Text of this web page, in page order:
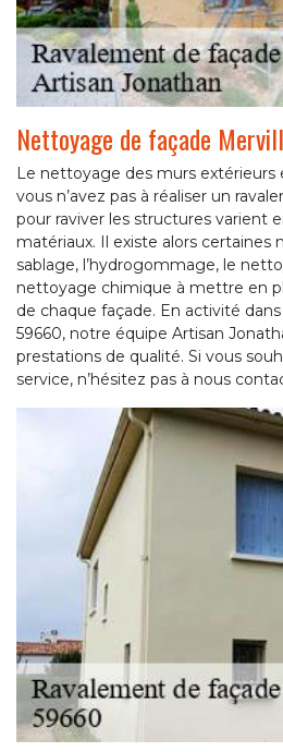
Nettoyage de façade
Le nettoyage des murs extérieurs
vous n’avez pas à réaliser un
pour raviver les structures varient
matériaux. Il existe alors
sablage, l’hydrogommage, le
nettoyage chimique à mettre en
de chaque façade. En activité
59660, notre équipe Artisan
prestations de qualité. Si vous
service, n’hésitez pas à nous